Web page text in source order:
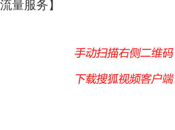
流量服务】